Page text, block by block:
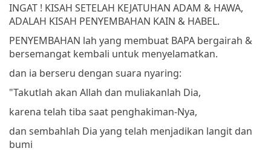
INGAT ! KISAH SETELAH KEJATUHAN ADAM & HAWA,
ADALAH KISAH PENYEMBAHAN KAIN & HABEL.
PENYEMBAHAN lah yang membuat BAPA bergairah &
bersemangat kembali untuk menyelamatkan.
dan ia berseru dengan suara nyaring:
"Takutlah akan Allah dan muliakanlah Dia,
karena telah tiba saat penghakiman-Nya,
dan sembahlah Dia yang telah menjadikan langit dan
bumi